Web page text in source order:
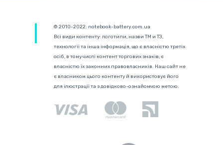
© 2010-2022. notebook-battery.com.ua
Всі види контенту: логотипи, назви ТМ и ТЗ,
технології та інша інформація, що є власністю третіх
осіб, в тому числі контент торгових знаків, є
власністю їх законних правовласників. Наш сайт не
є власником цього контенту й використовує його
для ілюстрації та з довідково-ознайомчою метою.